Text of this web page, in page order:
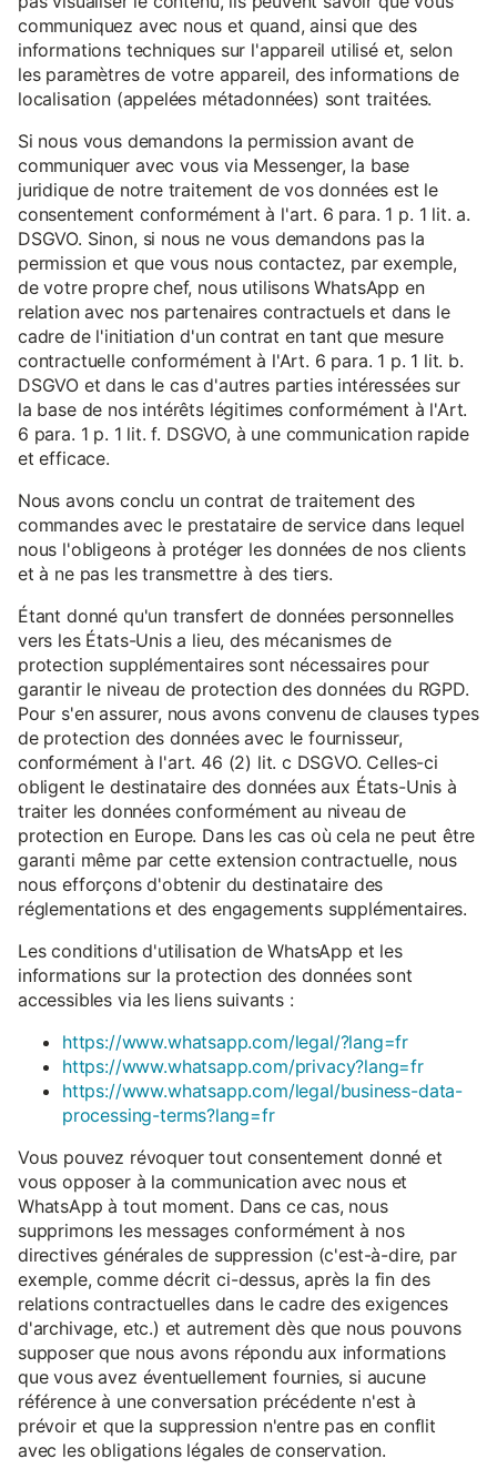
communiquez avec nous et quand, ainsi que des
informations techniques sur l'appareil utilisé et, selon
les paramètres de votre appareil, des informations de
localisation (appelées métadonnées) sont traitées.
Si nous vous demandons la permission avant de
communiquer avec vous via Messenger, la base
juridique de notre traitement de vos données est le
consentement conformément à l'art. 6 para. 1 p. 1 lit. a.
DSGVO. Sinon, si nous ne vous demandons pas la
permission et que vous nous contactez, par exemple,
de votre propre chef, nous utilisons WhatsApp en
relation avec nos partenaires contractuels et dans le
cadre de l'initiation d'un contrat en tant que mesure
contractuelle conformément à l'Art. 6 para. 1 p. 1 lit. b.
DSGVO et dans le cas d'autres parties intéressées sur
la base de nos intérêts légitimes conformément à l'Art.
6 para. 1 p. 1 lit. f. DSGVO, à une communication rapide
et efficace.
Nous avons conclu un contrat de traitement des
commandes avec le prestataire de service dans lequel
nous l'obligeons à protéger les données de nos clients
et à ne pas les transmettre à des tiers.
Étant donné qu'un transfert de données personnelles
vers les États-Unis a lieu, des mécanismes de
protection supplémentaires sont nécessaires pour
garantir le niveau de protection des données du RGPD.
Pour s'en assurer, nous avons convenu de clauses types
de protection des données avec le fournisseur,
conformément à l'art. 46 (2) lit. c DSGVO. Celles-ci
obligent le destinataire des données aux États-Unis à
traiter les données conformément au niveau de
protection en Europe. Dans les cas où cela ne peut être
garanti même par cette extension contractuelle, nous
nous efforçons d'obtenir du destinataire des
réglementations et des engagements supplémentaires.
Les conditions d'utilisation de WhatsApp et les
informations sur la protection des données sont
accessibles via les liens suivants :
https://www.whatsapp.com/legal/?lang=fr
https://www.whatsapp.com/privacy?lang=fr
https://www.whatsapp.com/legal/business-data-
processing-terms?lang=fr
Vous pouvez révoquer tout consentement donné et
vous opposer à la communication avec nous et
WhatsApp à tout moment. Dans ce cas, nous
supprimons les messages conformément à nos
directives générales de suppression (c'est-à-dire, par
exemple, comme décrit ci-dessus, après la fin des
relations contractuelles dans le cadre des exigences
d'archivage, etc.) et autrement dès que nous pouvons
supposer que nous avons répondu aux informations
que vous avez éventuellement fournies, si aucune
référence à une conversation précédente n'est à
prévoir et que la suppression n'entre pas en conflit
avec les obligations légales de conservation.